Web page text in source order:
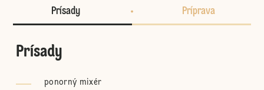
Prísady Príprava
Prísady
ponorný mixér